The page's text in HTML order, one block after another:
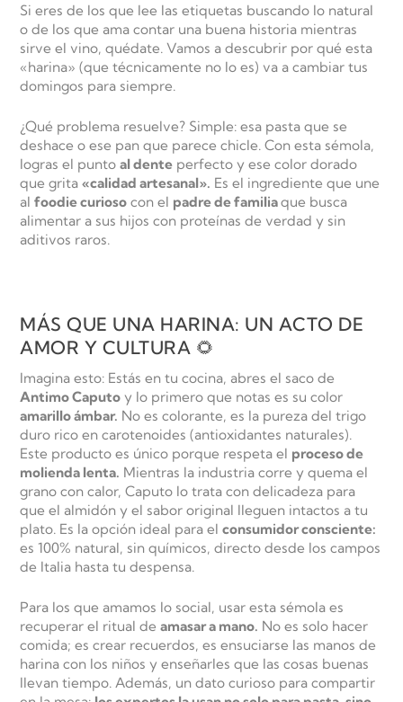
Si eres de los que lee las etiquetas buscando lo natural
o de los que ama contar una buena historia mientras
sirve el vino, quédate. Vamos a descubrir por qué esta
«harina» (que técnicamente no lo es) va a cambiar tus
domingos para siempre.
¿Qué problema resuelve? Simple: esa pasta que se
deshace o ese pan que parece chicle. Con esta sémola,
logras el puntoal dente perfecto y ese color dorado
que grita«calidad artesanal». Es el ingrediente que une
alfoodie curioso con el padre de familiaque busca
alimentar a sus hijos con proteínas de verdad y sin
aditivos raros.
MÁS QUE UNA HARINA: UN ACTO DE
AMOR Y CULTURA 🌻
Imagina esto: Estás en tu cocina, abres el saco de
Antimo Caputo y lo primero que notas es su color
amarillo ámbar. No es colorante, es la pureza del trigo
duro rico en carotenoides (antioxidantes naturales).
Este producto es único porque respeta el proceso de
molienda lenta. Mientras la industria corre y quema el
grano con calor, Caputo lo trata con delicadeza para
que el almidón y el sabor original lleguen intactos a tu
plato. Es la opción ideal para elconsumidor consciente:
es 100% natural, sin químicos, directo desde los campos
de Italia hasta tu despensa.
Para los que amamos lo social, usar esta sémola es
recuperar el ritual deamasar a mano. No es solo hacer
comida; es crear recuerdos, es ensuciarse las manos de
harina con los niños y enseñarles que las cosas buenas
llevan tiempo. Además, un dato curioso para compartir